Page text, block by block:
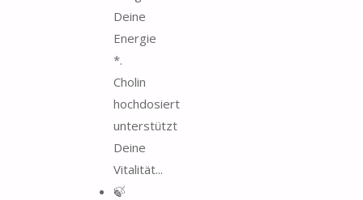
Deine
Energie
*.
Cholin
hochdosiert
unterstützt
Deine
Vitalität...
🍃